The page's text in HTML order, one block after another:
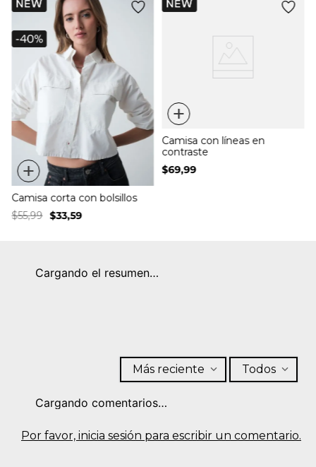
+
Camisa corta con bolsillos
$55,99 $33,59
+
Camisa con líneas en
contraste
$69,99
Cargando el resumen…
Por favor, inicia sesión para escribir un comentario.
Más reciente Todos
Cargando comentarios…